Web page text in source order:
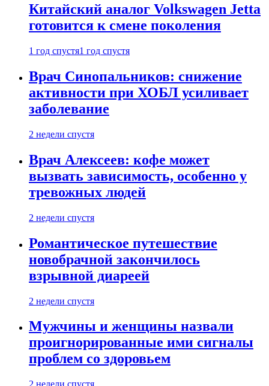
Китайский аналог Volkswagen Jetta
готовится к смене поколения
1 год спустя1 год спустя
Врач Синопальников: снижение
активности при ХОБЛ усиливает
заболевание
2 недели спустя
Врач Алексеев: кофе может
вызвать зависимость, особенно у
тревожных людей
2 недели спустя
Романтическое путешествие
новобрачной закончилось
взрывной диареей
2 недели спустя
Мужчины и женщины назвали
проигнорированные ими сигналы
проблем со здоровьем